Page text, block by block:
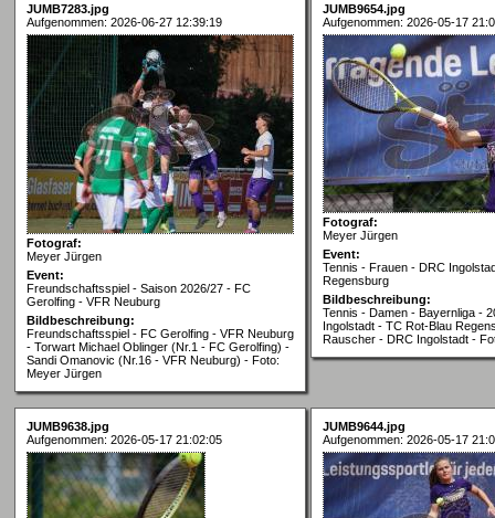
JUMB7283.jpg
Aufgenommen: 2026-06-27 12:39:19
Fotograf:
Meyer Jürgen
Event:
Freundschaftsspiel - Saison 2026/27 - FC
Gerolfing - VFR Neuburg
Bildbeschreibung:
Freundschaftsspiel - FC Gerolfing - VFR Neuburg
- Torwart Michael Oblinger (Nr.1 - FC Gerolfing) -
Sandi Omanovic (Nr.16 - VFR Neuburg) - Foto:
Meyer Jürgen
JUMB9654.jpg
Aufgenommen: 2026-05-17
Fotograf:
Meyer Jürgen
Event:
Tennis - Frauen - DRC
Regensburg
Bildbeschreibung:
Tennis - Damen - Bayernliga -
Ingolstadt - TC Rot-Blau
Rauscher - DRC Ingolstadt -
JUMB9638.jpg
Aufgenommen: 2026-05-17 21:02:05
JUMB9644.jpg
Aufgenommen: 2026-05-17